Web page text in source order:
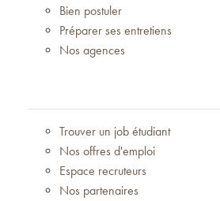
Bien postuler
Préparer ses entretiens
Nos agences
Trouver un job étudiant
Nos offres d'emploi
Espace recruteurs
Nos partenaires